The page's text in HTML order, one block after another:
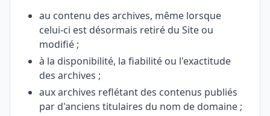
au contenu des archives, même lorsque
celui-ci est désormais retiré du Site ou
modifié ;
à la disponibilité, la fiabilité ou l'exactitude
des archives ;
aux archives reflétant des contenus publiés
par d'anciens titulaires du nom de domaine ;